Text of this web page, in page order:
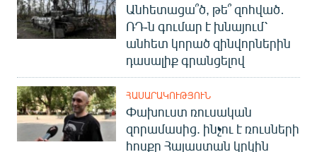
Անհետացա՞ծ, թե՞ զոհված․
ՌԴ-ն գումար է խնայում՝
անհետ կորած զինվորներին
դասալիք գրանցելով
ՀԱՍԱՐԱԿՈՒԹՅՈՒՆ
Փախուստ ռուսական
զորամասից. ինչու է ռուսների
հոսքը Հայաստան կրկին